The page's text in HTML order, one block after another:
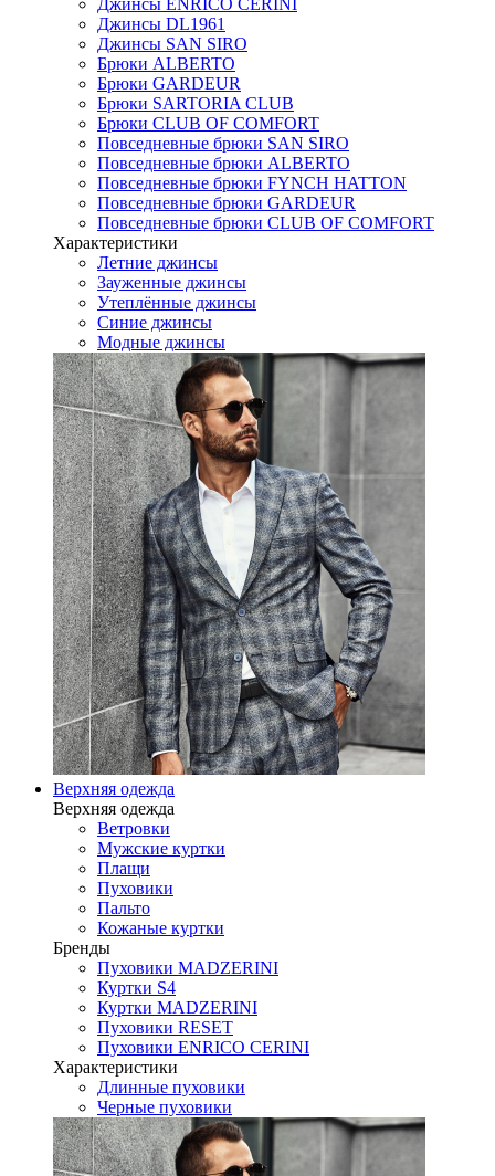
Джинсы ENRICO CERINI
Джинсы DL1961
Джинсы SAN SIRO
Брюки ALBERTO
Брюки GARDEUR
Брюки SARTORIA CLUB
Брюки CLUB OF COMFORT
Повседневные брюки SAN SIRO
Повседневные брюки ALBERTO
Повседневные брюки FYNCH HATTON
Повседневные брюки GARDEUR
Повседневные брюки CLUB OF COMFORT
Характеристики
Летние джинсы
Зауженные джинсы
Утеплённые джинсы
Синие джинсы
Модные джинсы
Верхняя одежда
Верхняя одежда
Ветровки
Мужские куртки
Плащи
Пуховики
Пальто
Кожаные куртки
Бренды
Пуховики MADZERINI
Куртки S4
Куртки MADZERINI
Пуховики RESET
Пуховики ENRICO CERINI
Характеристики
Длинные пуховики
Черные пуховики